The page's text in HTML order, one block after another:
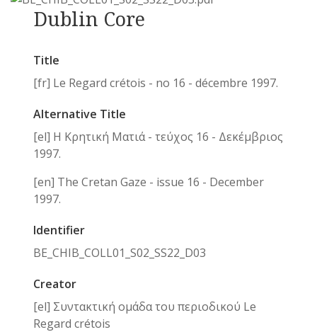
Dublin Core
Title
[fr] Le Regard crétois - no 16 - décembre 1997.
Alternative Title
[el] Η Κρητική Ματιά - τεύχος 16 - Δεκέμβριος
1997.
[en] The Cretan Gaze - issue 16 - December
1997.
Identifier
BE_CHIB_COLL01_S02_SS22_D03
Creator
[el] Συντακτική ομάδα του περιοδικού Le
Regard crétois